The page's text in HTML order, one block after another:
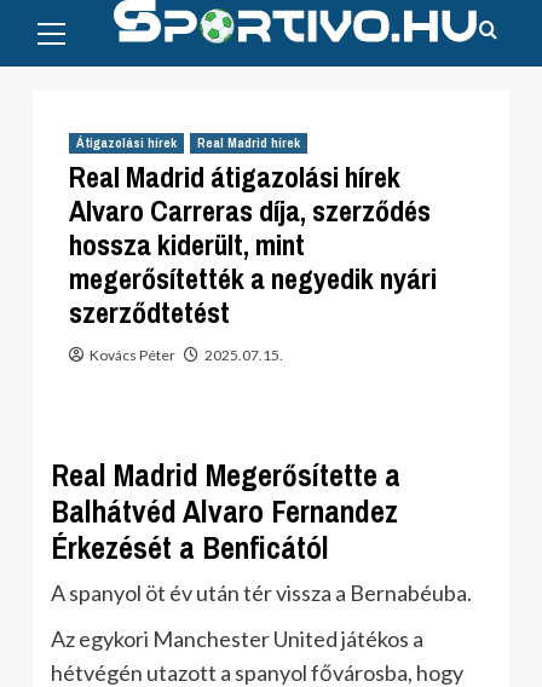
content
Menu
Átigazolási hírek Real Madrid hírek
Real Madrid átigazolási hírek
Alvaro Carreras díja, szerződés
hossza kiderült, mint
megerősítették a negyedik nyári
szerződtetést
Kovács Péter 2025.07.15.
Real Madrid Megerősítette a
Balhátvéd Alvaro Fernandez
Érkezését a Benficától
A spanyol öt év után tér vissza a Bernabéuba.
Az egykori Manchester United játékos a
hétvégén utazott a spanyol fővárosba, hogy